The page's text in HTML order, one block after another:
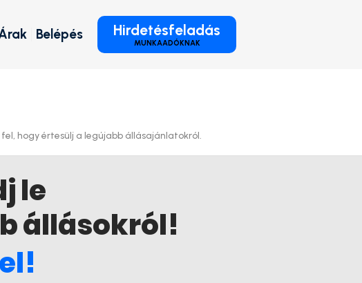
Hirdetésfeladás
MUNKAADÓKNAK
Belépés
hogy értesülj a legújabb állásajánlatokról.
le
állásokról!